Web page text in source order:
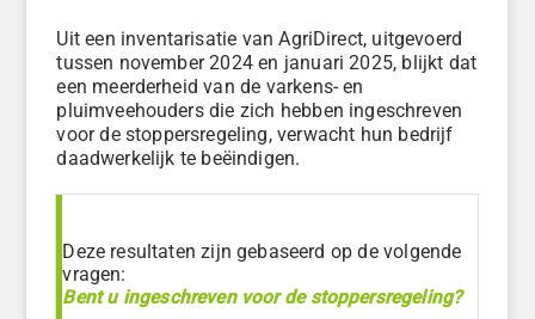
Uit een inventarisatie van AgriDirect, uitgevoerd
tussen november 2024 en januari 2025, blijkt dat
een meerderheid van de varkens- en
pluimveehouders die zich hebben ingeschreven
voor de stoppersregeling, verwacht hun bedrijf
daadwerkelijk te beëindigen.
Deze resultaten zijn gebaseerd op de volgende
vragen:
Bent u ingeschreven voor de stoppersregeling?